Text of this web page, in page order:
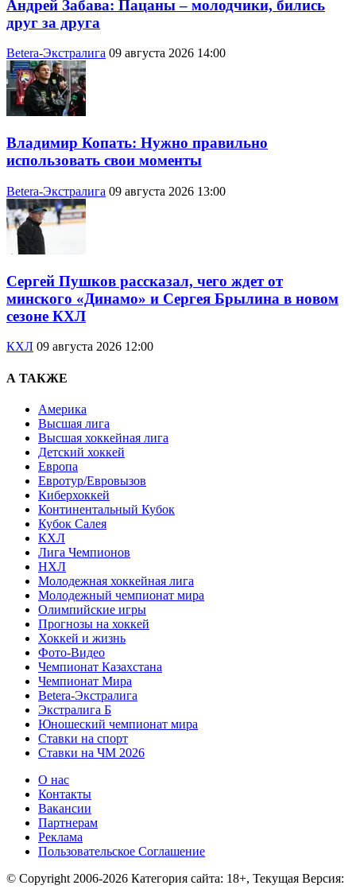
Андрей Забава: Пацаны – молодчики, бились
друг за друга
Betera-Экстралига 09 августа 2026 14:00
Владимир Копать: Нужно правильно
использовать свои моменты
Betera-Экстралига 09 августа 2026 13:00
Сергей Пушков рассказал, чего ждет от
минского «Динамо» и Сергея Брылина в новом
сезоне КХЛ
КХЛ 09 августа 2026 12:00
А ТАКЖЕ
Америка
Высшая лига
Высшая хоккейная лига
Детский хоккей
Европа
Евротур/Евровызов
Киберхоккей
Континентальный Кубок
Кубок Салея
КХЛ
Лига Чемпионов
НХЛ
Молодежная хоккейная лига
Молодежный чемпионат мира
Олимпийские игры
Прогнозы на хоккей
Хоккей и жизнь
Фото-Видео
Чемпионат Казахстана
Чемпионат Мира
Betera-Экстралига
Экстралига Б
Юношеский чемпионат мира
Ставки на спорт
Ставки на ЧМ 2026
О нас
Контакты
Вакансии
Партнерам
Реклама
Пользовательское Соглашение
© Copyright 2006-2026 Категория сайта: 18+, Текущая Версия: